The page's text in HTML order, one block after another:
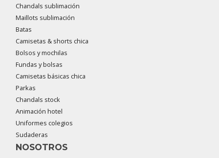
Chandals sublimación
Maillots sublimación
Batas
Camisetas & shorts chica
Bolsos y mochilas
Fundas y bolsas
Camisetas básicas chica
Parkas
Chandals stock
Animación hotel
Uniformes colegios
Sudaderas
NOSOTROS